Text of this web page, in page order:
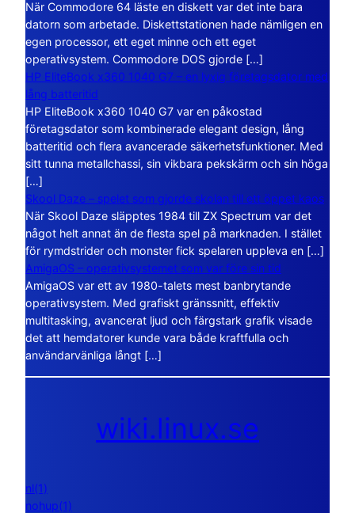
När Commodore 64 läste en diskett var det inte bara
datorn som arbetade. Diskettstationen hade nämligen en
egen processor, ett eget minne och ett eget
operativsystem. Commodore DOS gjorde […]
HP EliteBook x360 1040 G7 – en lyxig företagsdator med
lång batteritid
HP EliteBook x360 1040 G7 var en påkostad
företagsdator som kombinerade elegant design, lång
batteritid och flera avancerade säkerhetsfunktioner. Med
sitt tunna metallchassi, sin vikbara pekskärm och sin höga
[…]
Skool Daze – spelet som gjorde skolan till ett öppet kaos
När Skool Daze släpptes 1984 till ZX Spectrum var det
något helt annat än de flesta spel på marknaden. I stället
för rymdstrider och monster fick spelaren uppleva en […]
AmigaOS – operativsystemet som var före sin tid
AmigaOS var ett av 1980-talets mest banbrytande
operativsystem. Med grafiskt gränssnitt, effektiv
multitasking, avancerat ljud och färgstark grafik visade
det att hemdatorer kunde vara både kraftfulla och
användarvänliga långt […]
wiki.linux.se
nl(1)
nohup(1)